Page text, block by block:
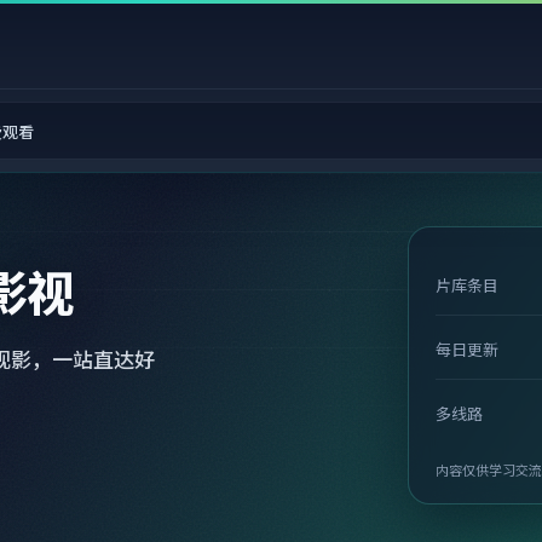
看
视
影，一站直达好
片库条目
每日更新
多线路
内容仅供学习交